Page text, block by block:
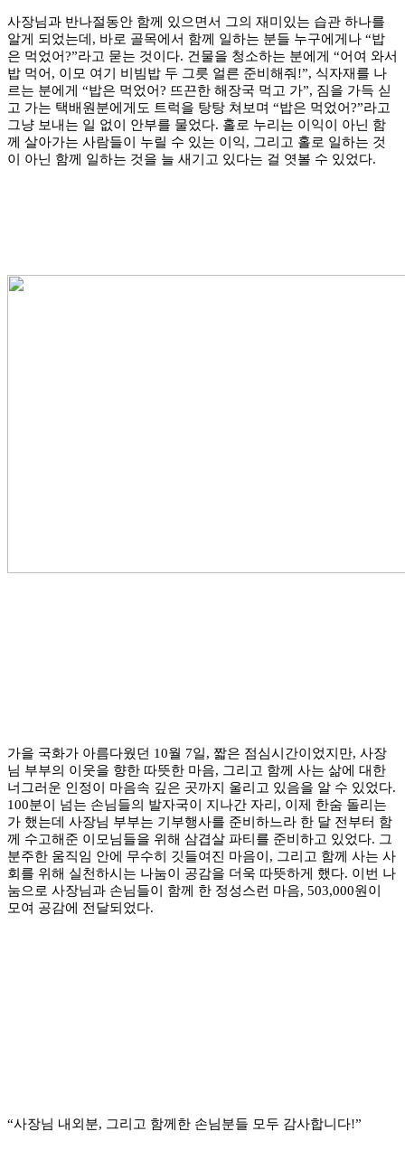
사장님과 반나절동안 함께 있으면서 그의 재미있는 습관 하나를
알게 되었는데, 바로 골목에서 함께 일하는 분들 누구에게나 “밥
은 먹었어?”라고 묻는 것이다. 건물을 청소하는 분에게 “어여 와서
밥 먹어, 이모 여기 비빔밥 두 그릇 얼른 준비해줘!”, 식자재를 나
르는 분에게 “밥은 먹었어? 뜨끈한 해장국 먹고 가”, 짐을 가득 싣
고 가는 택배원분에게도 트럭을 탕탕 쳐보며 “밥은 먹었어?”라고
그냥 보내는 일 없이 안부를 물었다. 홀로 누리는 이익이 아닌 함
께 살아가는 사람들이 누릴 수 있는 이익, 그리고 홀로 일하는 것
이 아닌 함께 일하는 것을 늘 새기고 있다는 걸 엿볼 수 있었다.
가을 국화가 아름다웠던 10월 7일, 짧은 점심시간이었지만, 사장
님 부부의 이웃을 향한 따뜻한 마음, 그리고 함께 사는 삶에 대한
너그러운 인정이 마음속 깊은 곳까지 울리고 있음을 알 수 있었다.
100분이 넘는 손님들의 발자국이 지나간 자리, 이제 한숨 돌리는
가 했는데 사장님 부부는 기부행사를 준비하느라 한 달 전부터 함
께 수고해준 이모님들을 위해 삼겹살 파티를 준비하고 있었다. 그
분주한 움직임 안에 무수히 깃들여진 마음이, 그리고 함께 사는 사
회를 위해 실천하시는 나눔이 공감을 더욱 따뜻하게 했다. 이번 나
눔으로 사장님과 손님들이 함께 한 정성스런 마음, 503,000원이
모여 공감에 전달되었다.
“사장님 내외분, 그리고 함께한 손님분들 모두 감사합니다!”